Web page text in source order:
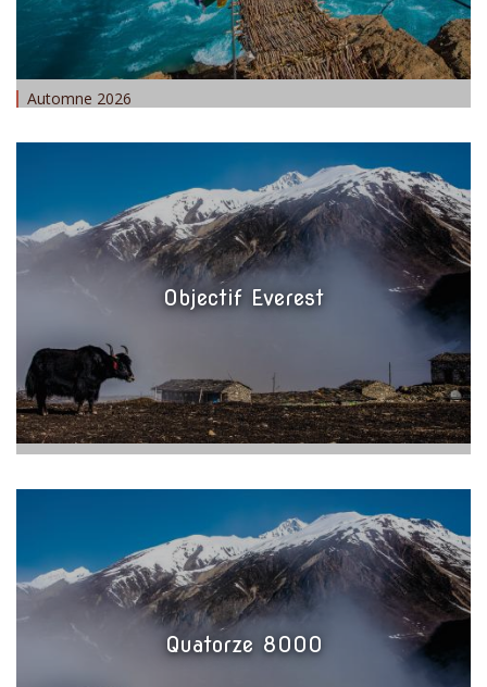
Automne 2026
Objectif Everest
Quatorze 8000